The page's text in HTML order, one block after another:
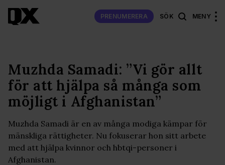
PRENUMERERA SÖK MENY
Muzhda Samadi: ”Vi gör allt
för att hjälpa så många som
möjligt i Afghanistan”
Muzhda Samadi är en av många modiga kämpar för
mänskliga rättigheter. Nu fokuserar hon sitt arbete
med att hjälpa kvinnor och hbtqi-personer i
Afghanistan.